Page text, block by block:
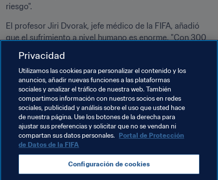
riesgo".
El profesor Jiri Dvorak, jefe médico de la FIFA, añadió
que el sufrimiento a nivel humano es enorme. "Con 300
hablando de una menudencia, es algo muy grande.
Tenemos que seguir adelante y reforzar esta
colaboración en el futuro. Nuestro deber es cuidar de la
salud de todos ustedes  y permitirles seguir jugando
hasta una edad más avanzada. Debemos preservar la
seguridad en el fútbol".
Temas relacionados
Competiciones New Zealand OFC
Privacidad
Utilizamos las cookies para personalizar el contenido y los
anuncios, añadir nuevas funciones a las plataformas
sociales y analizar el tráfico de nuestra web. También
compartimos información con nuestros socios en redes
sociales, publicidad y análisis sobre el uso que usted hace
de nuestra página. Use los botones de la derecha para
ajustar sus preferencias y solicitar que no se vendan ni
compartan sus datos personales. Portal de Protección
de Datos de la FIFA
Configuración de cookies